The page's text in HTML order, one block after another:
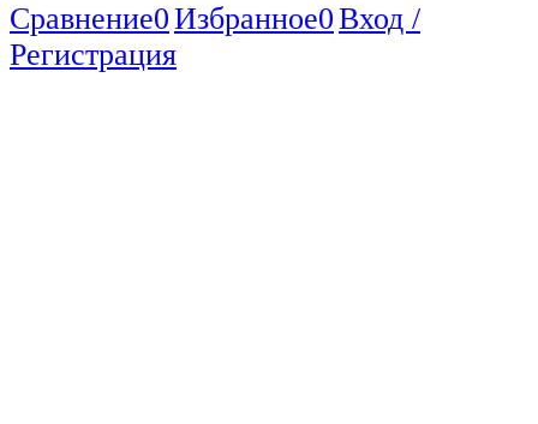
Сравнение0Избранное0Вход /
Регистрация